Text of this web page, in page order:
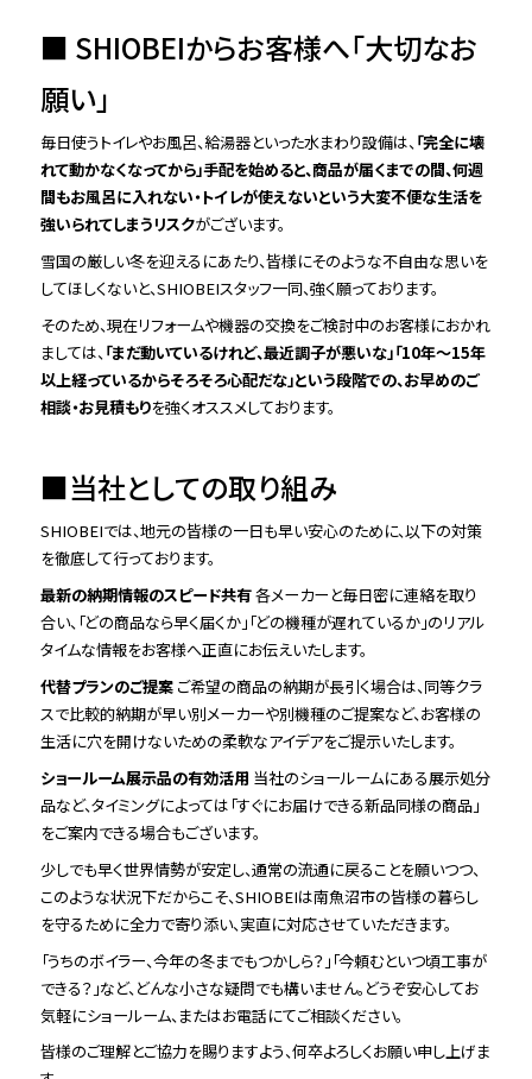
■ SHIOBEIからお客様へ「大切なお
願い」
毎日使うトイレやお風呂、給湯器といった水まわり設備は、「完全に壊
れて動かなくなってから」手配を始めると、商品が届くまでの間、何週
間もお風呂に入れない・トイレが使えないという大変不便な生活を
強いられてしまうリスクがございます。
雪国の厳しい冬を迎えるにあたり、皆様にそのような不自由な思いを
してほしくないと、SHIOBEIスタッフ一同、強く願っております。
そのため、現在リフォームや機器の交換をご検討中のお客様におかれ
ましては、 「まだ動いているけれど、最近調子が悪いな」「10年〜15年
以上経っているからそろそろ心配だな」という段階での、お早めのご
相談・お見積もりを強くオススメしております。
■当社としての取り組み
SHIOBEIでは、地元の皆様の一日も早い安心のために、以下の対策
を徹底して行っております。
最新の納期情報のスピード共有各メーカーと毎日密に連絡を取り
合い、「どの商品なら早く届くか」「どの機種が遅れているか」のリアル
タイムな情報をお客様へ正直にお伝えいたします。
代替プランのご提案 ご希望の商品の納期が長引く場合は、同等クラ
スで比較的納期が早い別メーカーや別機種のご提案など、お客様の
生活に穴を開けないための柔軟なアイデアをご提示いたします。
ショールーム展示品の有効活用 当社のショールームにある展示処分
品など、タイミングによっては「すぐにお届けできる新品同様の商品」
をご案内できる場合もございます。
少しでも早く世界情勢が安定し、通常の流通に戻ることを願いつつ、
このような状況下だからこそ、SHIOBEIは南魚沼市の皆様の暮らし
を守るために全力で寄り添い、実直に対応させていただきます。
「うちのボイラー、今年の冬までもつかしら？」「今頼むといつ頃工事が
できる？」など、どんな小さな疑問でも構いません。どうぞ安心してお
気軽にショールーム、またはお電話にてご相談ください。
皆様のご理解とご協力を賜りますよう、何卒よろしくお願い申し上げま